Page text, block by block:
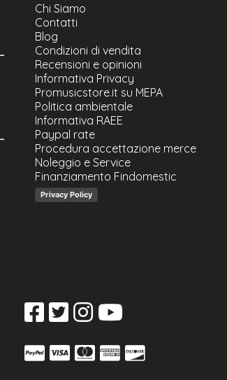
Chi Siamo
Contatti
Blog
Condizioni di vendita
Recensioni e opinioni
Informativa Privacy
Promusicstore.it su MEPA
Politica ambientale
Informativa RAEE
Paypal rate
Procedura accettazione merce
Noleggio e Service
Finanziamento Findomestic
Privacy Policy